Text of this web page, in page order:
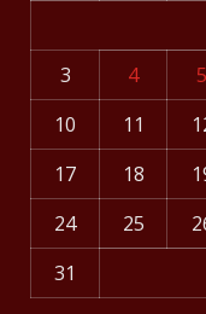
3
4 5
10
11
17
18
24
25
31